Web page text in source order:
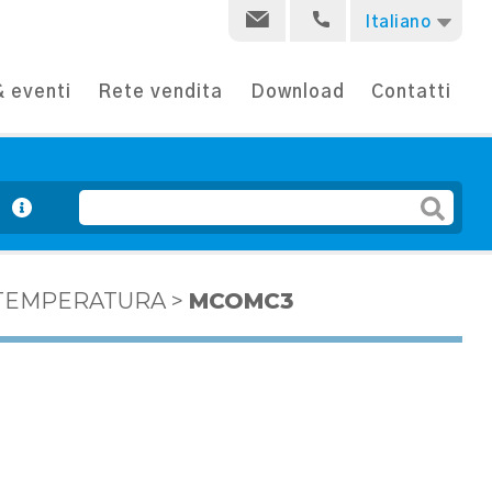
Italiano
eventi Rete vendita Download Contatti
> MCOMC3